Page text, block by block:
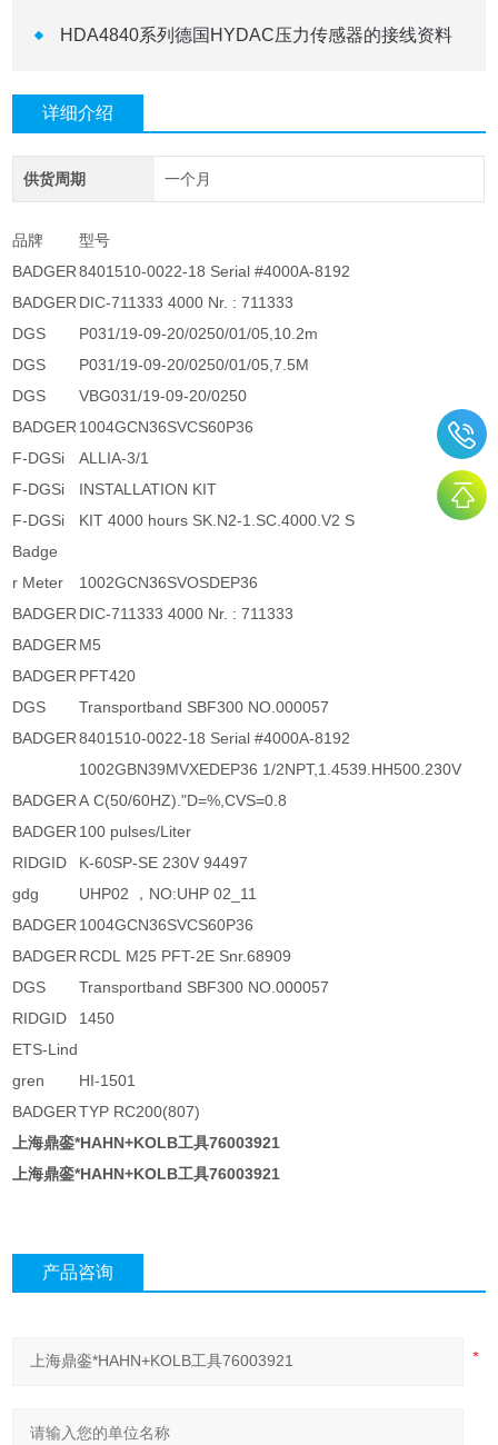
HDA4840系列德国HYDAC压力传感器的接线资料
详细介绍
供货周期 一个月
品牌
型号
BADGER 8401510-0022-18 Serial #4000A-8192
BADGER DIC-711333 4000 Nr. : 711333
DGS
P031/19-09-20/0250/01/05,10.2m
DGS
P031/19-09-20/0250/01/05,7.5M
DGS
VBG031/19-09-20/0250
BADGER 1004GCN36SVCS60P36
F-DGSi
ALLIA-3/1
F-DGSi
INSTALLATION KIT
F-DGSi
KIT 4000 hours SK.N2-1.SC.4000.V2 S
Badge
r Meter
1002GCN36SVOSDEP36
BADGER DIC-711333 4000 Nr. : 711333
BADGER M5
BADGER PFT420
DGS
Transportband SBF300 NO.000057
BADGER 8401510-0022-18 Serial #4000A-8192
BADGER
1002GBN39MVXEDEP36 1/2NPT,1.4539.HH500.230V
A C(50/60HZ)."D=%,CVS=0.8
BADGER 100 pulses/Liter
RIDGID
K-60SP-SE 230V 94497
gdg
UHP02 ，NO:UHP 02_11
BADGER 1004GCN36SVCS60P36
BADGER RCDL M25 PFT-2E Snr.68909
DGS
Transportband SBF300 NO.000057
RIDGID
1450
ETS-Lind
gren
HI-1501
BADGER TYP RC200(807)
上海鼎銮*HAHN+KOLB工具76003921
上海鼎銮*HAHN+KOLB工具76003921
产品咨询